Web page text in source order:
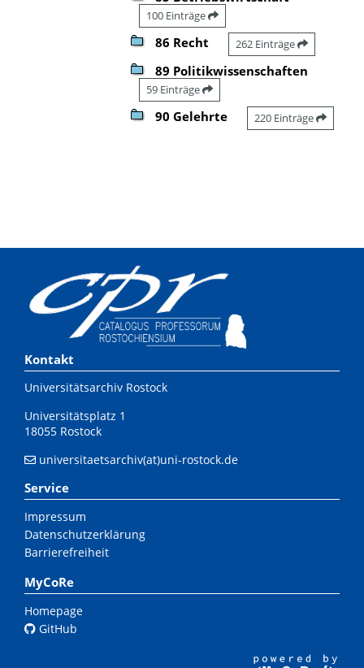
100 Einträge
86 Recht 262 Einträge
89 Politikwissenschaften
59 Einträge
90 Gelehrte 220 Einträge
Kontakt
Universitätsarchiv Rostock
Universitätsplatz 1
18055 Rostock
universitaetsarchiv(at)uni-rostock.de
Service
Impressum
Datenschutzerklärung
Barrierefreiheit
MyCoRe
Homepage
GitHub